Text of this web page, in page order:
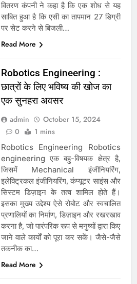
वितरण कंपनी ने कहा है कि एक शोध से यह
साबित हुआ है कि एसी का तापमान 27 डिग्री
पर सेट करने से बिजली…
Read More
Robotics Engineering :
छात्रों के लिए भविष्य की खोज का
एक सुनहरा अवसर
admin
October 15, 2024
0
1 mins
Robotics Engineering Robotics
engineering एक बहु-विषयक क्षेत्र है,
जिसमें Mechanical इंजीनियरिंग,
इलेक्ट्रिकल इंजीनियरिंग, कंप्यूटर साइंस और
सिस्टम डिज़ाइन के तत्व शामिल होते हैं।
इसका मुख्य उद्देश्य ऐसे रोबोट और स्वचालित
प्रणालियों का निर्माण, डिज़ाइन और रखरखाव
करना है, जो पारंपरिक रूप से मनुष्यों द्वारा किए
जाने वाले कार्यों को पूरा कर सकें। जैसे-जैसे
तकनीक का…
Read More